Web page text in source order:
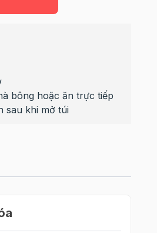
bông hoặc ăn trực tiếp
sau khi mở túi